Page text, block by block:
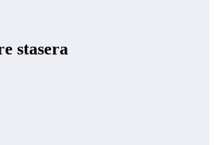
stasera